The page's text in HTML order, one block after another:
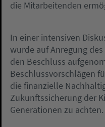
die Mitarbeitenden
In einer intensiven
wurde auf Anregung
den Beschluss
Beschlussvorschlägen
die finanzielle
Zukunftssicherung der
Generationen zu achten.